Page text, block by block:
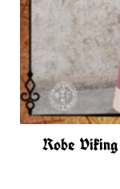
Robe